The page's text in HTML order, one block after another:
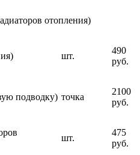
отопления)
шт.
490
руб.
подводку) точка
2100
руб.
шт.
475
руб.